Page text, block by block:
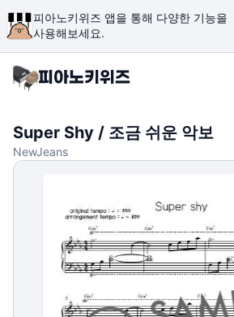
피아노키위즈 앱을 통해 다양한 기능을
사용해보세요.
Super Shy / 조금 쉬운 악보
NewJeans